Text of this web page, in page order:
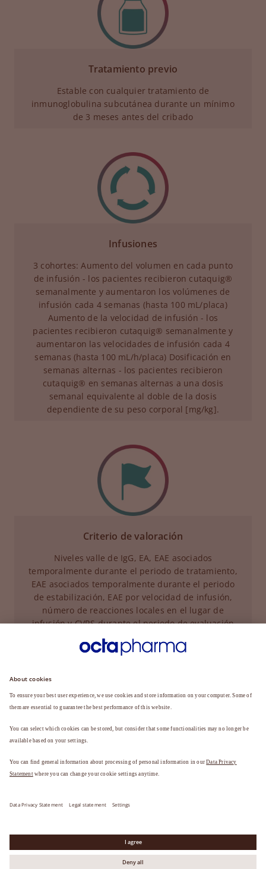
Tratamiento previo
Estable con cualquier tratamiento de
inmunoglobulina subcutánea durante un mínimo
de 3 meses antes del cribado
Infusiones
3 cohortes: Aumento del volumen en cada punto
de infusión - los pacientes recibieron cutaquig®
semanalmente y aumentaron los volúmenes de
infusión cada 4 semanas (hasta 100 mL/placa)
Aumento de la velocidad de infusión - los
pacientes recibieron cutaquig® semanalmente y
aumentaron las velocidades de infusión cada 4
semanas (hasta 100 mL/h/placa) Dosificación en
semanas alternas - los pacientes recibieron
cutaquig® en semanas alternas a una dosis
semanal equivalente al doble de la dosis
dependiente de su peso corporal [mg/kg].
Criterio de valoración
Niveles valle de IgG, EA, EAE asociados
temporalmente durante el periodo de tratamiento,
EAE asociados temporalmente durante el periodo
de estabilización, EAE por velocidad de infusión,
número de reacciones locales en el lugar de
infusión y CVRS durante el periodo de evaluación
de 24 semanas.
CVRS: calidad de vida relacionada con la salud; AETT:
acontecimiento adverso emergente del tratamiento. *12
infusiones durante el periodo de lavado y 52 infusiones durante
lavado y 24 infusiones durante el período de evaluación.
Aviso legal Política de protección de datos
© 2026 Octapharma AG